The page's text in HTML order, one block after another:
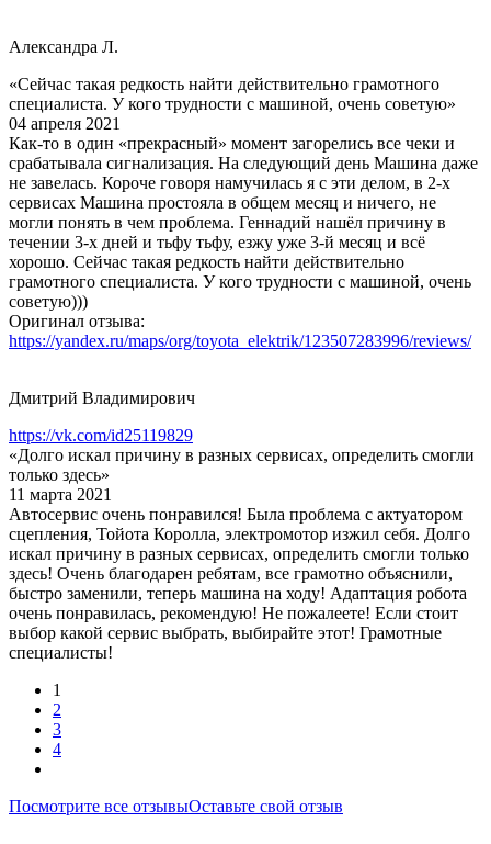
Александра Л.
«Сейчас такая редкость найти действительно грамотного
специалиста. У кого трудности с машиной, очень советую»
04 апреля 2021
Как-то в один «прекрасный» момент загорелись все чеки и
срабатывала сигнализация. На следующий день Машина даже
не завелась. Короче говоря намучилась я с эти делом, в 2-х
сервисах Машина простояла в общем месяц и ничего, не
могли понять в чем проблема. Геннадий нашёл причину в
течении 3-х дней и тьфу тьфу, езжу уже 3-й месяц и всё
хорошо. Сейчас такая редкость найти действительно
грамотного специалиста. У кого трудности с машиной, очень
советую)))
Оригинал отзыва:
https://yandex.ru/maps/org/toyota_elektrik/123507283996/reviews/
Дмитрий Владимирович
https://vk.com/id25119829
«Долго искал причину в разных сервисах, определить смогли
только здесь»
11 марта 2021
Автосервис очень понравился! Была проблема с актуатором
сцепления, Тойота Королла, электромотор изжил себя. Долго
искал причину в разных сервисах, определить смогли только
здесь! Очень благодарен ребятам, все грамотно объяснили,
быстро заменили, теперь машина на ходу! Адаптация робота
очень понравилась, рекомендую! Не пожалеете! Если стоит
выбор какой сервис выбрать, выбирайте этот! Грамотные
специалисты!
1
2
3
4
Посмотрите все отзывыОставьте свой отзыв